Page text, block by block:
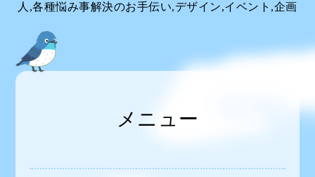
人,各種悩み事解決のお手伝い,デザイン,イベント,企画
メニュー